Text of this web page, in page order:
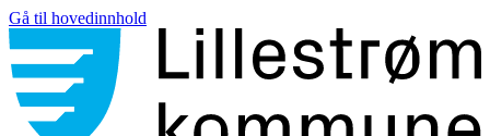
Gå til hovedinnhold